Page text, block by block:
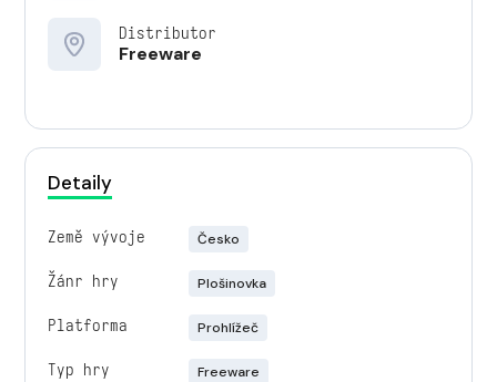
Distributor
Freeware
Detaily
Země vývoje Česko
Žánr hry Plošinovka
Platforma Prohlížeč
Typ hry Freeware